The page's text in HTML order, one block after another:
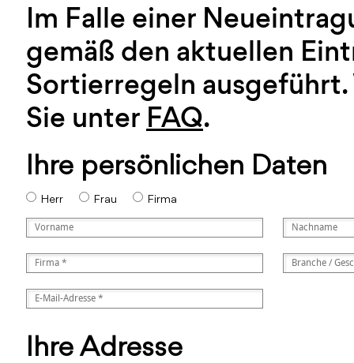
Im Falle einer
gemäß den aktuellen
Sortierregeln
Sie unter FAQ.
Ihre persönlichen Daten
Herr Frau Firma
Ihre Adresse